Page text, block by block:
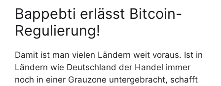
Bappebti erlässt Bitcoin-
Regulierung!
Damit ist man vielen Ländern weit voraus. Ist in
Ländern wie Deutschland der Handel immer
noch in einer Grauzone untergebracht, schafft